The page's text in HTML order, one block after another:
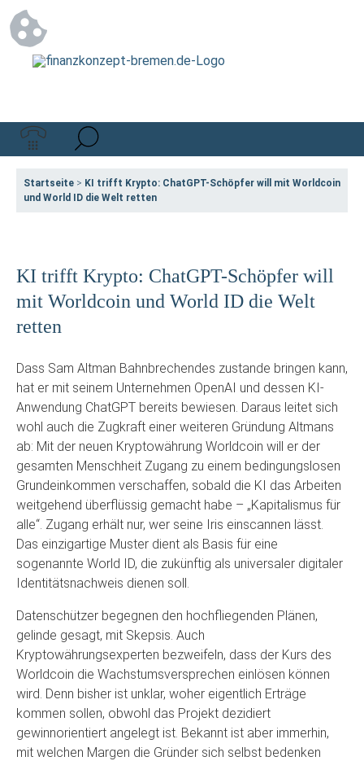
Startseite > KI trifft Krypto: ChatGPT-Schöpfer will mit Worldcoin
und World ID die Welt retten
KI trifft Krypto: ChatGPT-Schöpfer will
mit Worldcoin und World ID die Welt
retten
Dass Sam Altman Bahnbrechendes zustande bringen kann,
hat er mit seinem Unternehmen OpenAI und dessen KI-
Anwendung ChatGPT bereits bewiesen. Daraus leitet sich
wohl auch die Zugkraft einer weiteren Gründung Altmans
ab: Mit der neuen Kryptowährung Worldcoin will er der
gesamten Menschheit Zugang zu einem bedingungslosen
Grundeinkommen verschaffen, sobald die KI das Arbeiten
weitgehend überflüssig gemacht habe – „Kapitalismus für
alle“. Zugang erhält nur, wer seine Iris einscannen lässt.
Das einzigartige Muster dient als Basis für eine
sogenannte World ID, die zukünftig als universaler digitaler
Identitätsnachweis dienen soll.
Datenschützer begegnen den hochfliegenden Plänen,
gelinde gesagt, mit Skepsis. Auch
Kryptowährungsexperten bezweifeln, dass der Kurs des
Worldcoin die Wachstumsversprechen einlösen können
wird. Denn bisher ist unklar, woher eigentlich Erträge
kommen sollen, obwohl das Projekt dezidiert
gewinnorientiert angelegt ist. Bekannt ist aber immerhin,
mit welchen Margen die Gründer sich selbst bedenken